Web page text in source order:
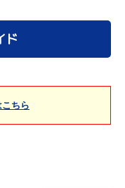
ド
ちら